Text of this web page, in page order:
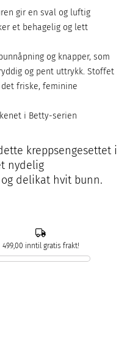
gir en sval og luftig
et behagelig og lett
og knapper, som
og pent uttrykk. Stoffet
friske, feminine
i Betty-serien
kreppsengesettet i
nydelig
delikat hvit bunn.
499,00 inntil gratis frakt!